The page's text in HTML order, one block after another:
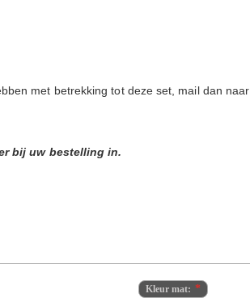
met betrekking tot deze set, mail dan naar
bij uw bestelling in.
Kleur mat: